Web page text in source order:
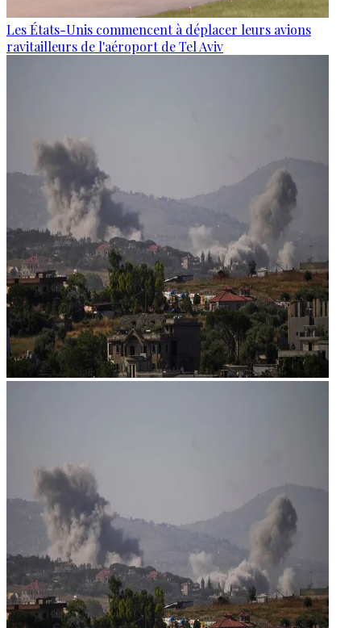
Les États-Unis commencent à déplacer leurs avions
ravitailleurs de l'aéroport de Tel Aviv